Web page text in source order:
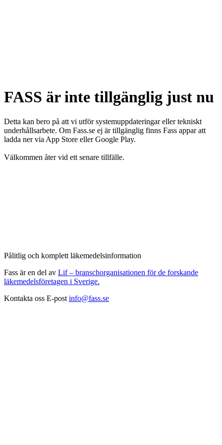
FASS är inte tillgänglig just nu
Detta kan bero på att vi utför systemuppdateringar eller tekniskt
underhållsarbete. Om Fass.se ej är tillgänglig finns Fass appar att
ladda ner via App Store eller Google Play.
Välkommen åter vid ett senare tillfälle.
Pålitlig och komplett läkemedelsinformation
Fass är en del av Lif – branschorganisationen för de forskande
läkemedelsföretagen i Sverige.
Kontakta oss E-post info@fass.se